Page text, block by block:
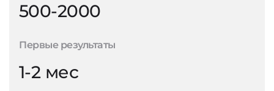
500-2000
Первые результаты
1-2 мес